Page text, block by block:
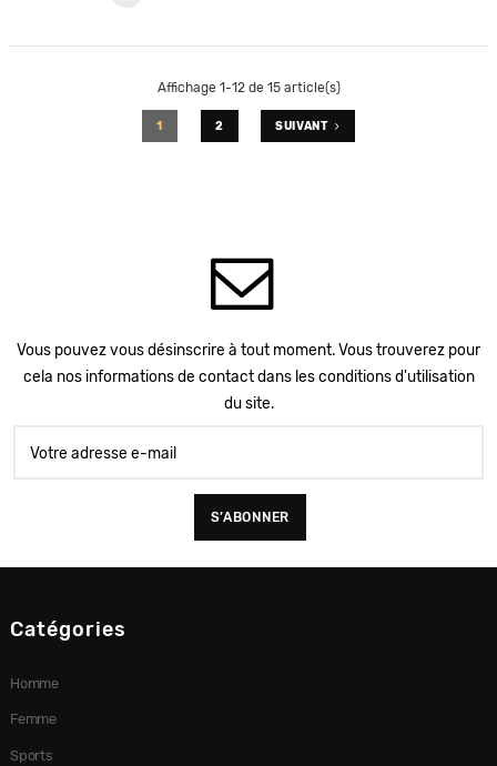
Affichage 1-12 de 15 article(s)
1 2 SUIVANT
Vous pouvez vous désinscrire à tout moment. Vous trouverez pour
cela nos informations de contact dans les conditions d'utilisation
du site.
Catégories
Homme
Femme
Sports